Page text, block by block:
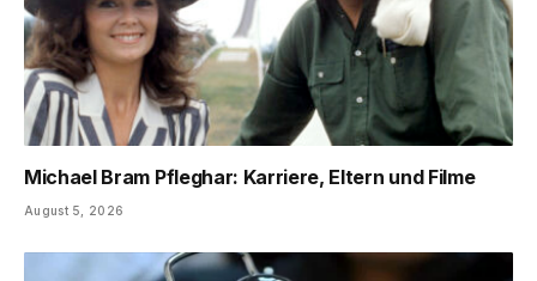
Michael Bram Pfleghar: Karriere, Eltern und Filme
August 5, 2026